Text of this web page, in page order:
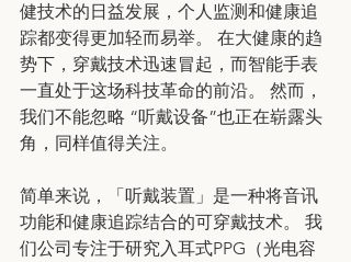
健技术的日益发展，个人监测和健康追
踪都变得更加轻而易举。 在大健康的趋
势下，穿戴技术迅速冒起，而智能手表
一直处于这场科技革命的前沿。 然而，
我们不能忽略 “听戴设备”也正在崭露头
角，同样值得关注。
简单来说，「听戴装置」是一种将音讯
功能和健康追踪结合的可穿戴技术。 我
们公司专注于研究入耳式PPG（光电容